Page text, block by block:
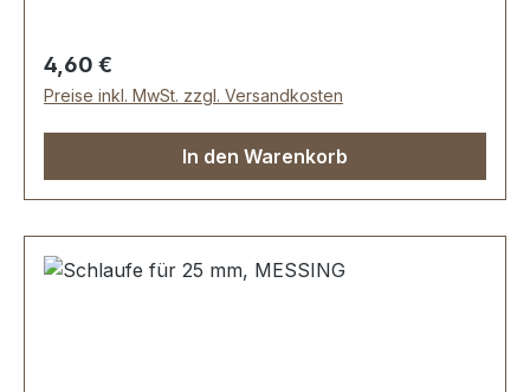
Schiebeschnalle
Regulärer Preis:
4,60 €
Preise inkl. MwSt. zzgl. Versandkosten
In den Warenkorb